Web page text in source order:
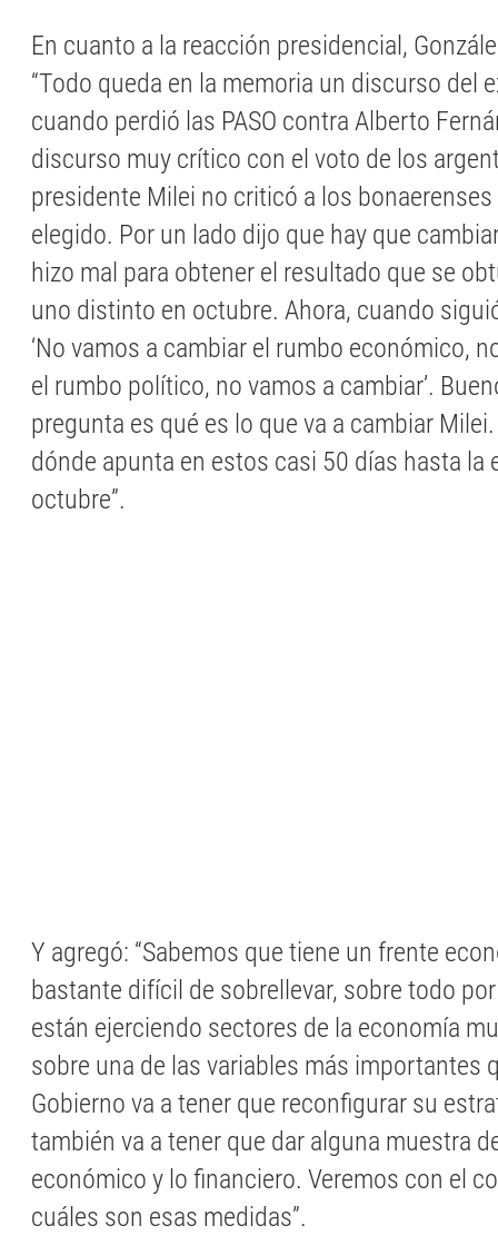
En cuanto a la reacción presidencial,
“Todo queda en la memoria un discurso del
cuando perdió las PASO contra Alberto
discurso muy crítico con el voto de los
presidente Milei no criticó a los
elegido. Por un lado dijo que hay que
hizo mal para obtener el resultado que se
uno distinto en octubre. Ahora, cuando
‘No vamos a cambiar el rumbo económico,
el rumbo político, no vamos a cambiar’.
pregunta es qué es lo que va a cambiar
dónde apunta en estos casi 50 días hasta la
octubre”.
Y agregó: “Sabemos que tiene un frente
bastante difícil de sobrellevar, sobre todo
están ejerciendo sectores de la economía
sobre una de las variables más importantes
Gobierno va a tener que reconfigurar su
también va a tener que dar alguna muestra
económico y lo financiero. Veremos con el
cuáles son esas medidas”.